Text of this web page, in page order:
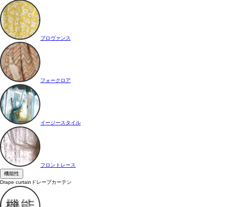
プロヴァンス
フォークロア
イージースタイル
フロントレース
機能性
Drape curtain ドレープカーテン